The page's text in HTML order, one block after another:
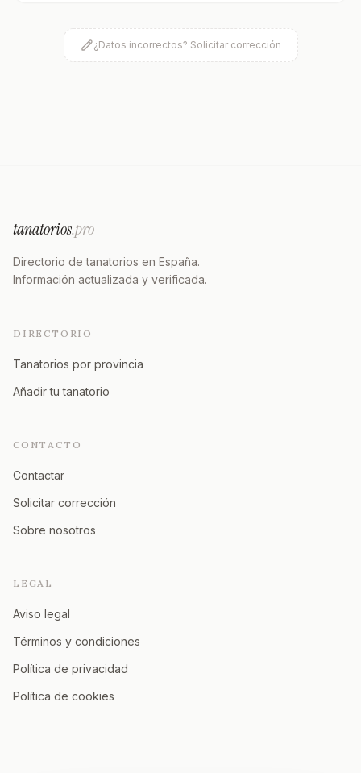
¿Datos incorrectos? Solicitar corrección
tanatorios.pro
Directorio de tanatorios en España.
Información actualizada y verificada.
DIRECTORIO
Tanatorios por provincia
Añadir tu tanatorio
CONTACTO
Contactar
Solicitar corrección
Sobre nosotros
LEGAL
Aviso legal
Términos y condiciones
Política de privacidad
Política de cookies